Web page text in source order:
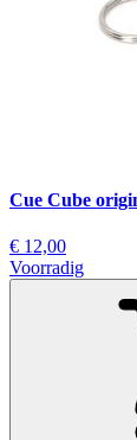
Cue Cube
€ 12,00
Voorradig